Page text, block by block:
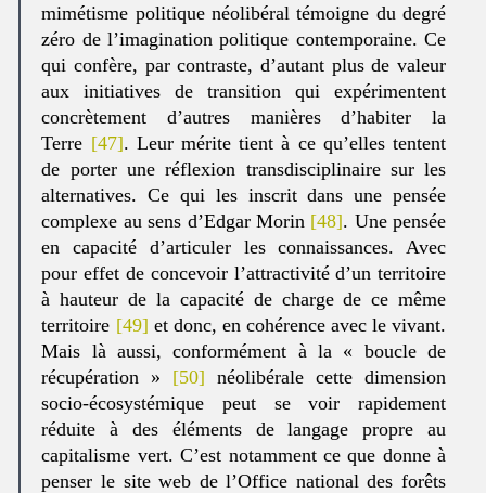
mimétisme politique néolibéral témoigne du degré
zéro de l’imagination politique contemporaine. Ce
qui confère, par contraste, d’autant plus de valeur
aux initiatives de transition qui expérimentent
concrètement d’autres manières d’habiter la
Terre [47]. Leur mérite tient à ce qu’elles tentent
de porter une réflexion transdisciplinaire sur les
alternatives. Ce qui les inscrit dans une pensée
complexe au sens d’Edgar Morin [48]. Une pensée
en capacité d’articuler les connaissances. Avec
pour effet de concevoir l’attractivité d’un territoire
à hauteur de la capacité de charge de ce même
territoire [49] et donc, en cohérence avec le vivant.
Mais là aussi, conformément à la « boucle de
récupération » [50] néolibérale cette dimension
socio-écosystémique peut se voir rapidement
réduite à des éléments de langage propre au
capitalisme vert. C’est notamment ce que donne à
penser le site web de l’Office national des forêts